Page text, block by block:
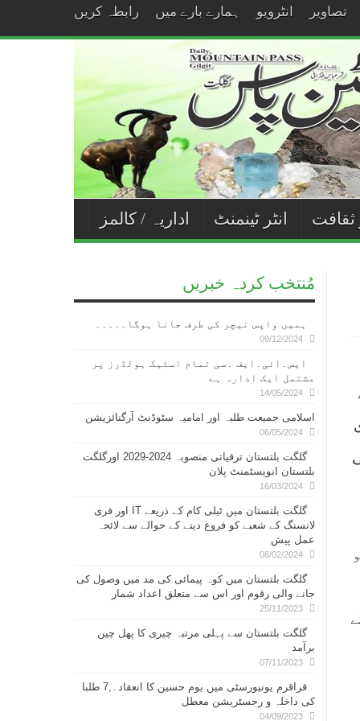
رابطہ کریں ہمارے بارے میں انٹرویو تصاویر
ثقافت انٹر ٹینمنٹ اداریہ / کالمز
مُنتخب کردہ خبریں
ہمیں واپس نیچر کی طرف جانا ہوگا۔۔۔۔۔
09/12/2024
ایس۔ائی۔ایف ۔سی تمام اسٹیک ہولڈرز پر
مشتمل ایک ادارہ ہے
14/05/2024
اسلامی جمیعت طلبہ اور امامیہ سٹوڈنٹ آرگنائزیشن
06/05/2024
گلگت بلتستان ترقیاتی منصوبہ 2024-2029 اورگلگت
بلتستان انویسٹمنٹ پلان
16/03/2024
گلگت بلتستان میں ٹیلی کام کے ذریعے IT اور فری
لانسنگ کے شعبے کو فروغ دینے کے حوالے سے لائحہ
عمل پیش
08/02/2024
گلگت بلتستان میں کوہ پیمائی کی مد میں وصول کی
جانے والی رقوم اور اس سے متعلق اعداد شمار
25/11/2023
گلگت بلتستان سے پہلی مرتبہ چیری کا پھل چین
برآمد
07/11/2023
قراقرم یونیورسٹی میں یوم حسین کا انعقاد۔,7 طلبا
کی داخلہ و رجسٹریشن معطل
04/09/2023